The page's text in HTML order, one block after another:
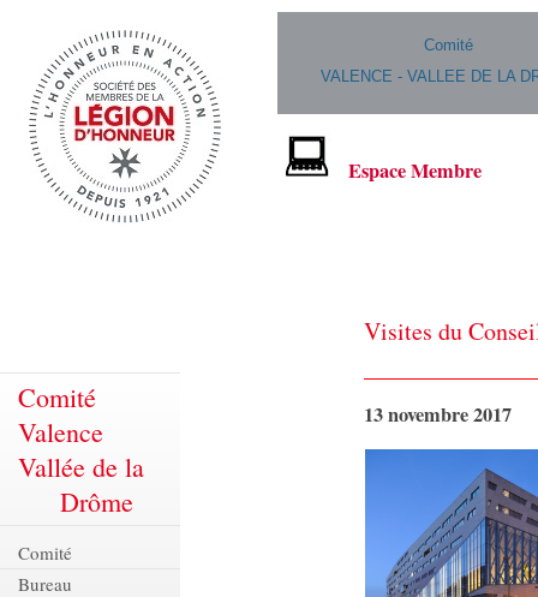
Comité
VALENCE - VALLEE DE LA
Espace Membre
Comité
Valence
Vallée de la
Drôme
Comité
Bureau
Visites du
13 novembre 2017